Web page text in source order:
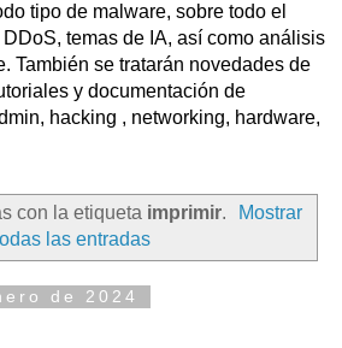
tipo de malware, sobre todo el
temas de IA, así como análisis
También se tratarán novedades de
y documentación de
hacking , networking, hardware,
con la etiqueta imprimir.
Mostrar
las entradas
de 2024